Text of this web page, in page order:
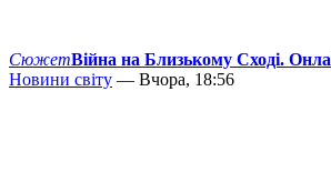
СюжетВійна на Близькому Сході.
Новини світу — Вчора, 18:56